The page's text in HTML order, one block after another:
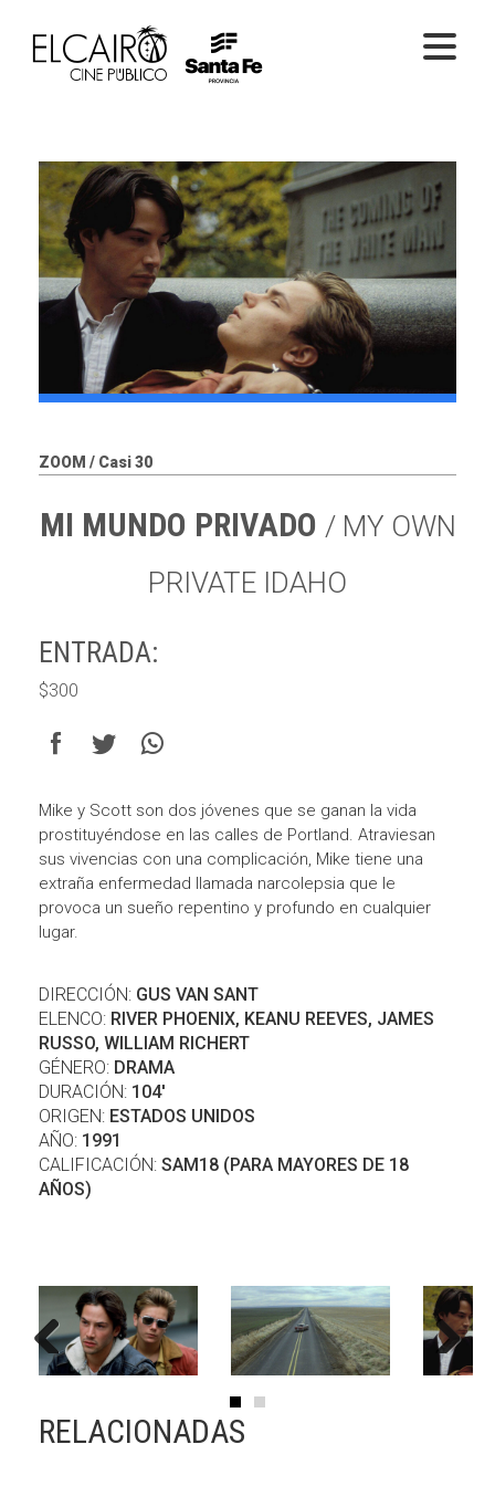
PELÍCULAS EN SALA
CICLOS
EL CINE
ZOOM / Casi 30
MI MUNDO PRIVADO / MY OWN
PRIVATE IDAHO
ENTRADA:
$300
Mike y Scott son dos jóvenes que se ganan la vida
prostituyéndose en las calles de Portland. Atraviesan
sus vivencias con una complicación, Mike tiene una
extraña enfermedad llamada narcolepsia que le
provoca un sueño repentino y profundo en cualquier
lugar.
DIRECCIÓN: GUS VAN SANT
ELENCO: RIVER PHOENIX, KEANU REEVES, JAMES
RUSSO, WILLIAM RICHERT
GÉNERO: DRAMA
DURACIÓN: 104'
ORIGEN: ESTADOS UNIDOS
AÑO: 1991
CALIFICACIÓN: SAM18 (PARA MAYORES DE 18
AÑOS)
RELACIONADAS